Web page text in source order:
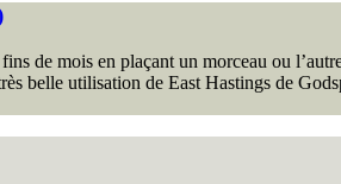
de mois en plaçant un morceau ou
belle utilisation de East Hastings de